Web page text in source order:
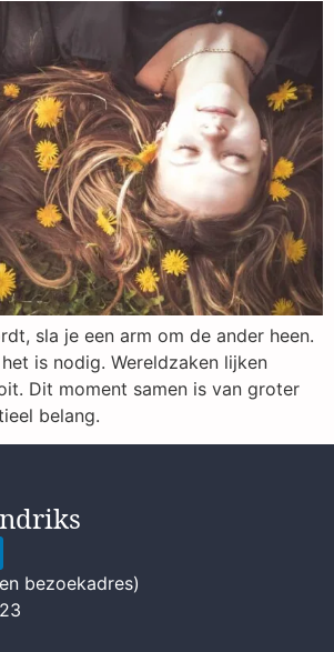
sla je een arm om de ander heen.
is nodig. Wereldzaken lijken
Dit moment samen is van groter
belang.
bezoekadres)